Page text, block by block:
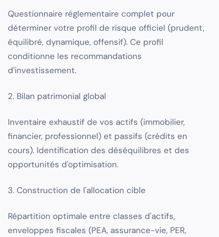
Questionnaire réglementaire complet pour
déterminer votre profil de risque officiel (prudent,
équilibré, dynamique, offensif). Ce profil
conditionne les recommandations
d'investissement.
2. Bilan patrimonial global
Inventaire exhaustif de vos actifs (immobilier,
financier, professionnel) et passifs (crédits en
cours). Identification des déséquilibres et des
opportunités d'optimisation.
3. Construction de l'allocation cible
Répartition optimale entre classes d'actifs,
enveloppes fiscales (PEA, assurance-vie, PER,